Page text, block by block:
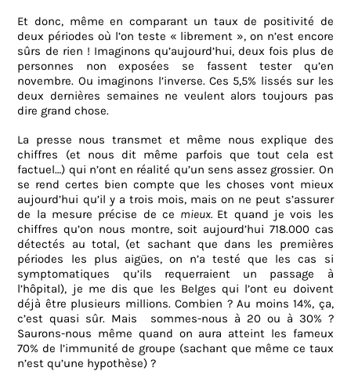
Et donc, même en comparant un taux de positivité de
deux périodes où l’on teste « librement », on n’est encore
sûrs de rien ! Imaginons qu’aujourd’hui, deux fois plus de
personnes non exposées se fassent tester qu’en
novembre. Ou imaginons l’inverse. Ces 5,5% lissés sur les
deux dernières semaines ne veulent alors toujours pas
dire grand chose.
La presse nous transmet et même nous explique des
chiffres (et nous dit même parfois que tout cela est
factuel…) qui n’ont en réalité qu’un sens assez grossier. On
se rend certes bien compte que les choses vont mieux
aujourd’hui qu’il y a trois mois, mais on ne peut s’assurer
de la mesure précise de ce mieux. Et quand je vois les
chiffres qu’on nous montre, soit aujourd’hui 718.000 cas
détectés au total, (et sachant que dans les premières
périodes les plus aigües, on n’a testé que les cas si
symptomatiques qu’ils requerraient un passage à
l’hôpital), je me dis que les Belges qui l’ont eu doivent
déjà être plusieurs millions. Combien ? Au moins 14%, ça,
c’est quasi sûr. Mais
sommes-nous à 20 ou à 30% ?
Saurons-nous même quand on aura atteint les fameux
70% de l’immunité de groupe (sachant que même ce taux
n’est qu’une hypothèse) ?